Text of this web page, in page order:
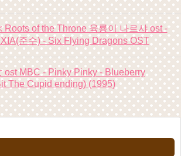
Roots of the Throne 육룡이 나르샤 ost -
준수) - Six Flying Dragons OST
ost MBC - Pinky Pinky - Blueberry
The Cupid ending) (1995)